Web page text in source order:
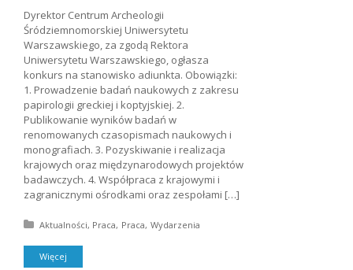
Dyrektor Centrum Archeologii
Śródziemnomorskiej Uniwersytetu
Warszawskiego, za zgodą Rektora
Uniwersytetu Warszawskiego, ogłasza
konkurs na stanowisko adiunkta. Obowiązki:
1. Prowadzenie badań naukowych z zakresu
papirologii greckiej i koptyjskiej. 2.
Publikowanie wyników badań w
renomowanych czasopismach naukowych i
monografiach. 3. Pozyskiwanie i realizacja
krajowych oraz międzynarodowych projektów
badawczych. 4. Współpraca z krajowymi i
zagranicznymi ośrodkami oraz zespołami […]
Posted in:
Aktualności Praca Praca Wydarzenia
Więcej